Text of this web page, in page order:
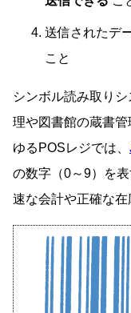
送信されたデ
こと
シンボル読み取り
理や図書館の蔵書
ゆるPOSレジでは、
の数字（0～9）を
速な会計や正確な在